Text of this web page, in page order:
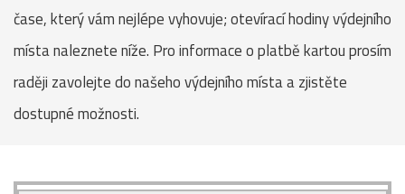
čase, který vám nejlépe vyhovuje; otevírací hodiny výdejního
místa naleznete níže. Pro informace o platbě kartou prosím
raději zavolejte do našeho výdejního místa a zjistěte
dostupné možnosti.